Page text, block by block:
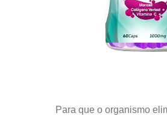
Para que o organismo